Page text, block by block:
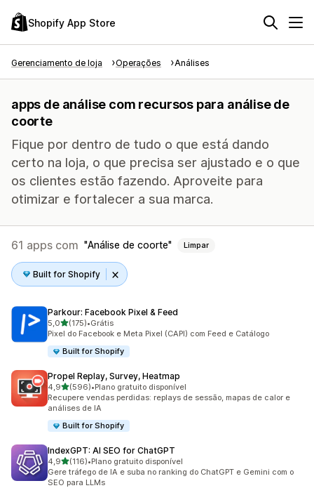
Shopify App Store
Gerenciamento de loja Operações Análises
apps de análise com recursos para análise de
coorte
Fique por dentro de tudo o que está dando
certo na loja, o que precisa ser ajustado e o que
os clientes estão fazendo. Aproveite para
otimizar e fortalecer a sua marca.
61 apps com Análise de coorte Limpar
Built for Shopify
Parkour: Facebook Pixel & Feed
5,0de 5 estrelas
(175)
175 avaliações ao todo
•Grátis
Pixel do Facebook e Meta Pixel (CAPI) com Feed e Catálogo
Built for Shopify
Propel Replay, Survey, Heatmap
4,9de 5 estrelas
(596)
596 avaliações ao todo
•Plano gratuito disponível
Recupere vendas perdidas: replays de sessão, mapas de calor e
análises de IA
Built for Shopify
IndexGPT: AI SEO for ChatGPT
4,9de 5 estrelas
(116)
116 avaliações ao todo
•Plano gratuito disponível
Gere tráfego de IA e suba no ranking do ChatGPT e Gemini com o
SEO para LLMs